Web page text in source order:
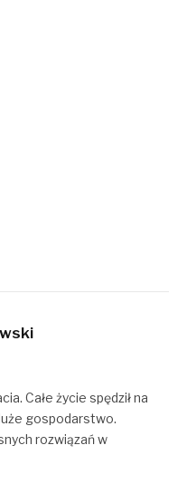
Całe życie spędził na
gospodarstwo.
rozwiązań w